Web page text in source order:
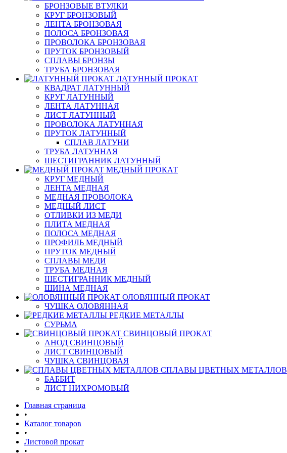
БРОНЗОВЫЕ ВТУЛКИ
КРУГ БРОНЗОВЫЙ
ЛЕНТА БРОНЗОВАЯ
ПОЛОСА БРОНЗОВАЯ
ПРОВОЛОКА БРОНЗОВАЯ
ПРУТОК БРОНЗОВЫЙ
СПЛАВЫ БРОНЗЫ
ТРУБА БРОНЗОВАЯ
ЛАТУННЫЙ ПРОКАТ
КВАДРАТ ЛАТУННЫЙ
КРУГ ЛАТУННЫЙ
ЛЕНТА ЛАТУННАЯ
ЛИСТ ЛАТУННЫЙ
ПРОВОЛОКА ЛАТУННАЯ
ПРУТОК ЛАТУННЫЙ
СПЛАВ ЛАТУНИ
ТРУБА ЛАТУННАЯ
ШЕСТИГРАННИК ЛАТУННЫЙ
МЕДНЫЙ ПРОКАТ
КРУГ МЕДНЫЙ
ЛЕНТА МЕДНАЯ
МЕДНАЯ ПРОВОЛОКА
МЕДНЫЙ ЛИСТ
ОТЛИВКИ ИЗ МЕДИ
ПЛИТА МЕДНАЯ
ПОЛОСА МЕДНАЯ
ПРОФИЛЬ МЕДНЫЙ
ПРУТОК МЕДНЫЙ
СПЛАВЫ МЕДИ
ТРУБА МЕДНАЯ
ШЕСТИГРАННИК МЕДНЫЙ
ШИНА МЕДНАЯ
ОЛОВЯННЫЙ ПРОКАТ
ЧУШКА ОЛОВЯННАЯ
РЕДКИЕ МЕТАЛЛЫ
СУРЬМА
СВИНЦОВЫЙ ПРОКАТ
АНОД СВИНЦОВЫЙ
ЛИСТ СВИНЦОВЫЙ
ЧУШКА СВИНЦОВАЯ
СПЛАВЫ ЦВЕТНЫХ МЕТАЛЛОВ
БАББИТ
ЛИСТ НИХРОМОВЫЙ
Главная страница
•
Каталог товаров
•
Листовой прокат
•